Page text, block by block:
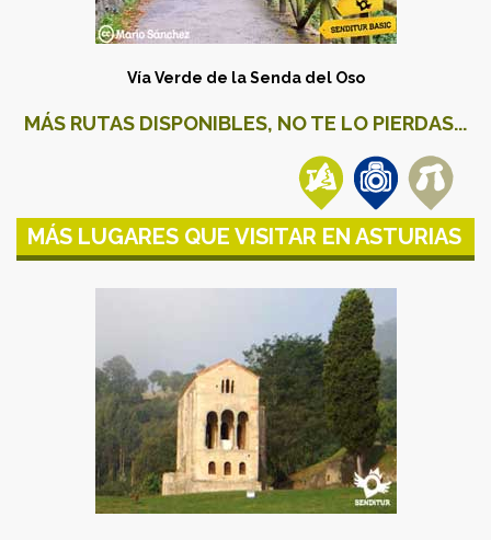
Vía Verde de la Senda del Oso
MÁS RUTAS DISPONIBLES, NO TE LO PIERDAS...
MÁS LUGARES QUE VISITAR EN ASTURIAS